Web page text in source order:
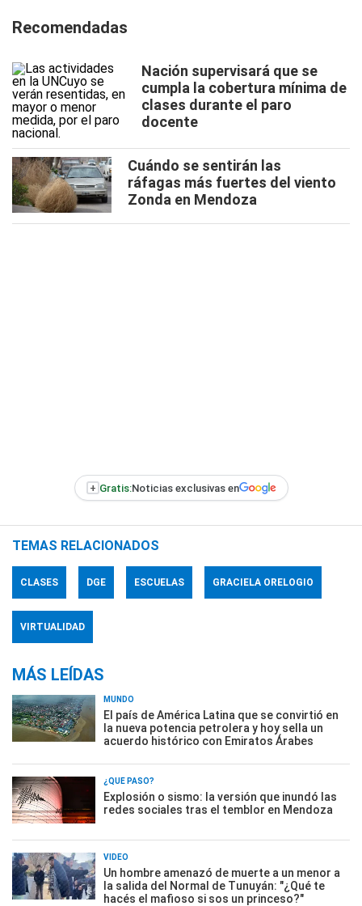
Recomendadas
Nación supervisará que se
cumpla la cobertura mínima de
clases durante el paro
docente
Cuándo se sentirán las
ráfagas más fuertes del viento
Zonda en Mendoza
+ Gratis:Noticias exclusivas en
TEMAS RELACIONADOS
CLASES DGE ESCUELAS GRACIELA ORELOGIO
VIRTUALIDAD
MÁS LEÍDAS
MUNDO
El país de América Latina que se convirtió en
la nueva potencia petrolera y hoy sella un
acuerdo histórico con Emiratos Árabes
¿QUÉ PASÓ?
Explosión o sismo: la versión que inundó las
redes sociales tras el temblor en Mendoza
VIDEO
Un hombre amenazó de muerte a un menor a
la salida del Normal de Tunuyán: "¿Qué te
hacés el mafioso si sos un princeso?"